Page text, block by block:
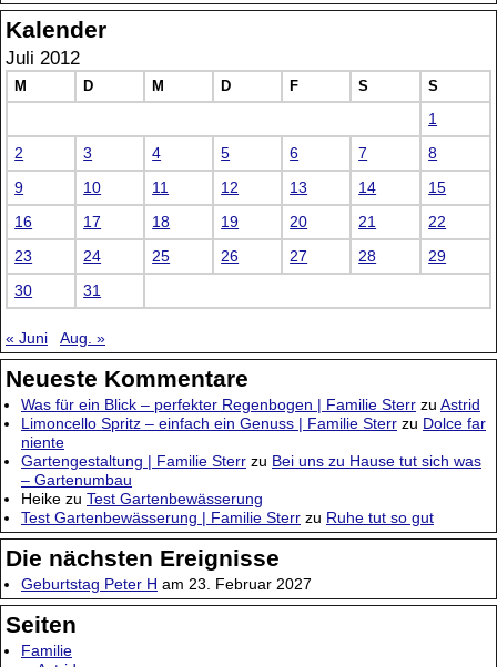
Kalender
Juli 2012
M D M D F S S
1
2
3 4 5 6 7
8
9
10 11 12 13 14
15
16
17 18 19 20 21
22
23
24 25 26 27 28
29
30
31
« Juni Aug. »
Neueste Kommentare
Was für ein Blick – perfekter Regenbogen | Familie Sterr zu Astrid
Limoncello Spritz – einfach ein Genuss | Familie Sterr zu Dolce far
niente
Gartengestaltung | Familie Sterr zu Bei uns zu Hause tut sich was
– Gartenumbau
Heike zu Test Gartenbewässerung
Test Gartenbewässerung | Familie Sterr zu Ruhe tut so gut
Die nächsten Ereignisse
Geburtstag Peter H am 23. Februar 2027
Seiten
Familie